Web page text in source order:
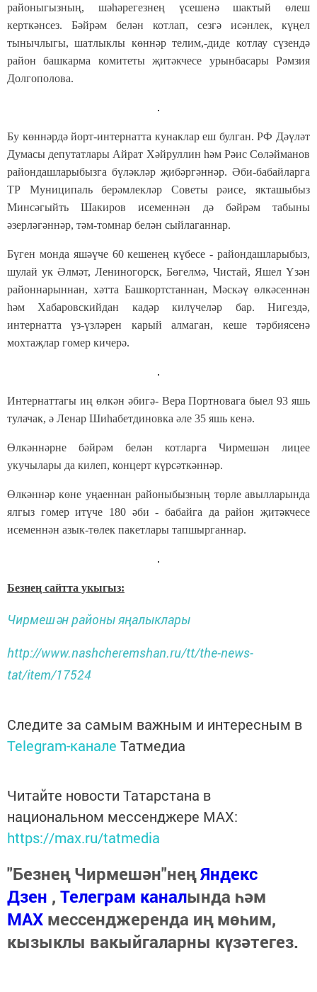
районыгызның, шәһәрегезнең үсешенә шактый өлеш
керткәнсез. Бәйрәм белән котлап, сезгә исәнлек, күңел
тынычлыгы, шатлыклы көннәр телим,-диде котлау сүзендә
район башкарма комитеты җитәкчесе урынбасары Рәмзия
Долгополова.
Бу көннәрдә йорт-интернатта кунаклар еш булган. РФ Дәүләт
Думасы депутатлары Айрат Хәйруллин һәм Рәис Сөләйманов
райондашларыбызга бүләкләр җибәргәннәр. Әби-бабайларга
ТР Муниципаль берәмлекләр Советы рәисе, якташыбыз
Минсәгыйть Шакиров исеменнән дә бәйрәм табыны
әзерләгәннәр, тәм-томнар белән сыйлаганнар.
Бүген монда яшәүче 60 кешенең күбесе - райондашларыбыз,
шулай ук Әлмәт, Лениногорск, Бөгелмә, Чистай, Яшел Үзән
районнарыннан, хәтта Башкортстаннан, Мәскәү өлкәсеннән
һәм Хабаровскийдан кадәр килүчеләр бар. Нигездә,
интернатта үз-үзләрен карый алмаган, кеше тәрбиясенә
мохтаҗлар гомер кичерә.
Интернаттагы иң өлкән әбигә- Вера Портновага быел 93 яшь
тулачак, ә Ленар Шиһабетдиновка әле 35 яшь кенә.
Өлкәннәрне бәйрәм белән котларга Чирмешән лицее
укучылары да килеп, концерт күрсәткәннәр.
Өлкәннәр көне уңаеннан районыбызның төрле авылларында
ялгыз гомер итүче 180 әби - бабайга да район җитәкчесе
исеменнән азык-төлек пакетлары тапшырганнар.
Безнең сайтта укыгыз:
Чирмешән районы яңалыклары
http://www.nashcheremshan.ru/tt/the-news-
tat/item/17524
Следите за самым важным и интересным в
Telegram-канале Татмедиа
Читайте новости Татарстана в
национальном мессенджере MАХ:
https://max.ru/tatmedia
"Безнең Чирмешән"неңЯндекс
Дзен , Телеграм каналында һәм
МАХ мессенджеренда иң мөһим,
кызыклы вакыйгаларны күзәтегез.